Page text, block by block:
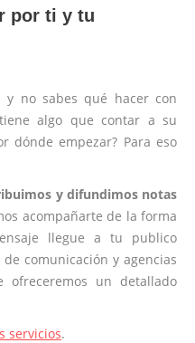
por ti y tu
y no sabes qué hacer con
algo que contar a su
dónde empezar? Para eso
y difundimos notas
acompañarte de la forma
llegue a tu publico
comunicación y agencias
ofreceremos un detallado
servicios.